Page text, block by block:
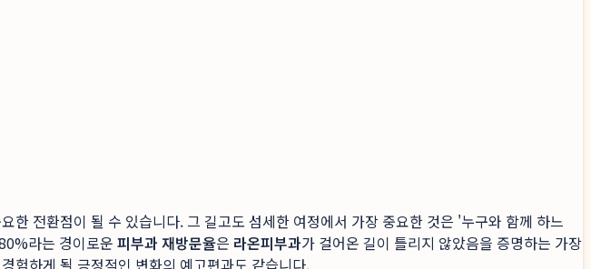
전환점이 될 수 있습니다. 그 길고도 섬세한 여정에서 가장 중요한 것은 '누구와 함께 하느
라는 경이로운 피부과 재방문율은 라온피부과가 걸어온 길이 틀리지 않았음을 증명하는 가장
험하게 될 긍정적인 변화의 예고편과도 같습니다.